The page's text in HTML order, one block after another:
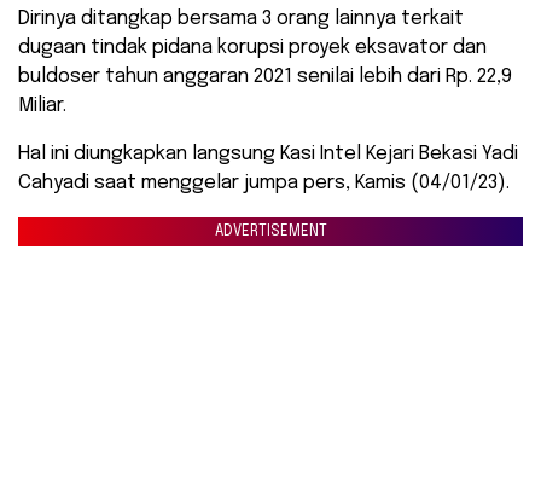
Dirinya ditangkap bersama 3 orang lainnya terkait
dugaan tindak pidana korupsi proyek eksavator dan
buldoser tahun anggaran 2021 senilai lebih dari Rp. 22,9
Miliar.
Hal ini diungkapkan langsung Kasi Intel Kejari Bekasi Yadi
Cahyadi saat menggelar jumpa pers, Kamis (04/01/23).
ADVERTISEMENT